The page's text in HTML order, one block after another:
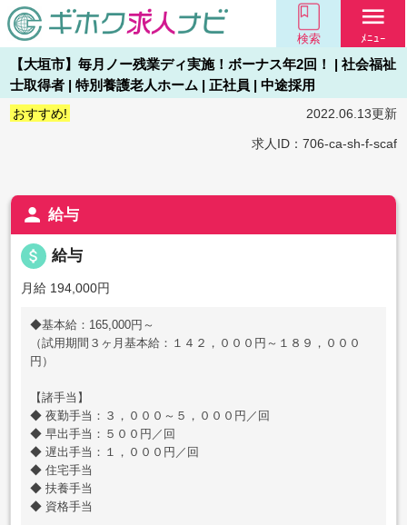
検索
menu
ﾒﾆｭｰ
【大垣市】毎月ノー残業ディ実施！ボーナス年2回！ | 社会福祉
士取得者 | 特別養護老人ホーム | 正社員 | 中途採用
おすすめ! 2022.06.13更新
求人ID：706-ca-sh-f-scaf
person 給与
attach_money 給与
月給 194,000円
◆基本給：165,000円～
（試用期間３ヶ月基本給：１４２，０００円～１８９，０００
円）
【諸手当】
◆ 夜勤手当：３，０００～５，０００円／回
◆ 早出手当：５００円／回
◆ 遅出手当：１，０００円／回
◆ 住宅手当
◆ 扶養手当
◆ 資格手当